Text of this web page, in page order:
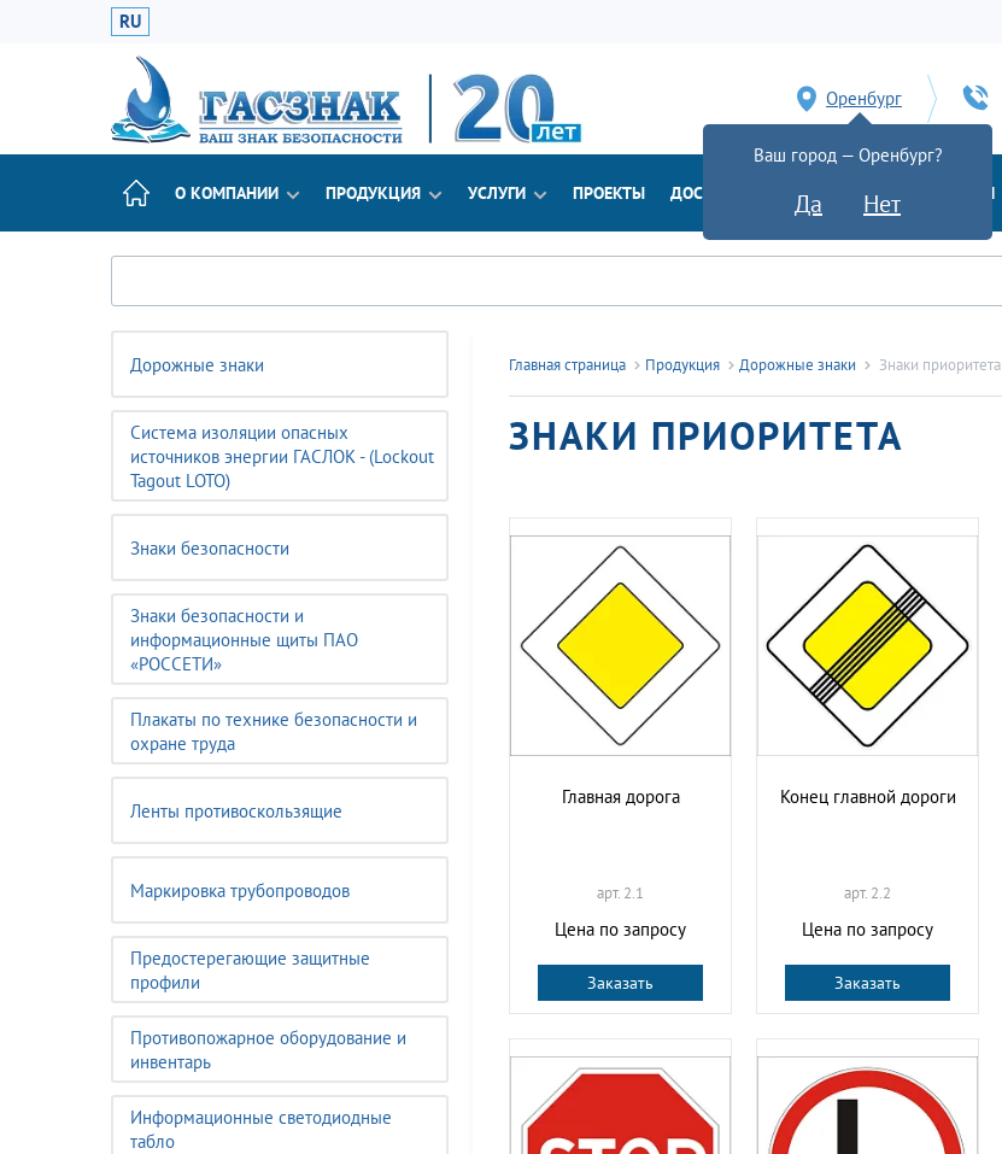
RU
Оренбург
Ваш город — Оренбург?
Да Нет
О КОМПАНИИ ПРОДУКЦИЯ УСЛУГИ ПРОЕКТЫ ДОСТАВКА ДОКУМЕНТЫ НОВОСТИ
Дорожные знаки
Система изоляции опасных
источников энергии ГАСЛОК - (Lockout
Tagout LOTO)
Знаки безопасности
Знаки безопасности и
информационные щиты ПАО
«РОССЕТИ»
Плакаты по технике безопасности и
охране труда
Ленты противоскользящие
Маркировка трубопроводов
Предостерегающие защитные
профили
Противопожарное оборудование и
инвентарь
Информационные светодиодные
табло
Главная страница Продукция Дорожные знаки Знаки приоритета
ЗНАКИ ПРИОРИТЕТА
Главная дорога
арт. 2.1
Цена по запросу
Заказать
Конец главной дороги
арт. 2.2
Цена по запросу
Заказать